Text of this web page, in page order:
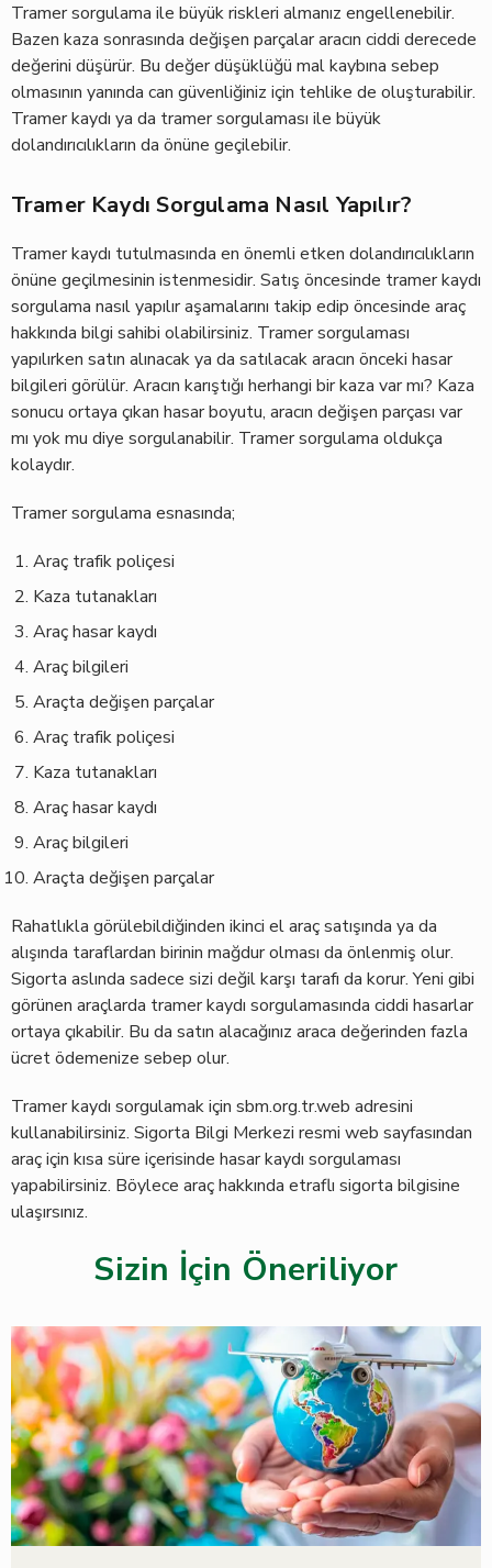
Tramer sorgulama ile büyük riskleri almanız engellenebilir.
Bazen kaza sonrasında değişen parçalar aracın ciddi derecede
değerini düşürür. Bu değer düşüklüğü mal kaybına sebep
olmasının yanında can güvenliğiniz için tehlike de oluşturabilir.
Tramer kaydı ya da tramer sorgulaması ile büyük
dolandırıcılıkların da önüne geçilebilir.
Tramer Kaydı Sorgulama Nasıl Yapılır?
Tramer kaydı tutulmasında en önemli etken dolandırıcılıkların
önüne geçilmesinin istenmesidir. Satış öncesinde tramer kaydı
sorgulama nasıl yapılır aşamalarını takip edip öncesinde araç
hakkında bilgi sahibi olabilirsiniz. Tramer sorgulaması
yapılırken satın alınacak ya da satılacak aracın önceki hasar
bilgileri görülür. Aracın karıştığı herhangi bir kaza var mı? Kaza
sonucu ortaya çıkan hasar boyutu, aracın değişen parçası var
mı yok mu diye sorgulanabilir. Tramer sorgulama oldukça
kolaydır.
Tramer sorgulama esnasında;
Araç trafik poliçesi
Kaza tutanakları
Araç hasar kaydı
Araç bilgileri
Araçta değişen parçalar
Araç trafik poliçesi
Kaza tutanakları
Araç hasar kaydı
Araç bilgileri
Araçta değişen parçalar
Rahatlıkla görülebildiğinden ikinci el araç satışında ya da
alışında taraflardan birinin mağdur olması da önlenmiş olur.
Sigorta aslında sadece sizi değil karşı tarafı da korur. Yeni gibi
görünen araçlarda tramer kaydı sorgulamasında ciddi hasarlar
ortaya çıkabilir. Bu da satın alacağınız araca değerinden fazla
ücret ödemenize sebep olur.
Tramer kaydı sorgulamak için sbm.org.tr.web adresini
kullanabilirsiniz. Sigorta Bilgi Merkezi resmi web sayfasından
araç için kısa süre içerisinde hasar kaydı sorgulaması
yapabilirsiniz. Böylece araç hakkında etraflı sigorta bilgisine
ulaşırsınız.
Sizin İçin Öneriliyor